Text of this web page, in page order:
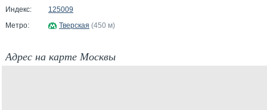
Индекс:
125009
Метро:
Тверская (450 м)
Адрес на карте Москвы